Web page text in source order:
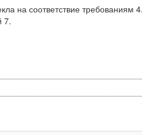
на соответствие
7.